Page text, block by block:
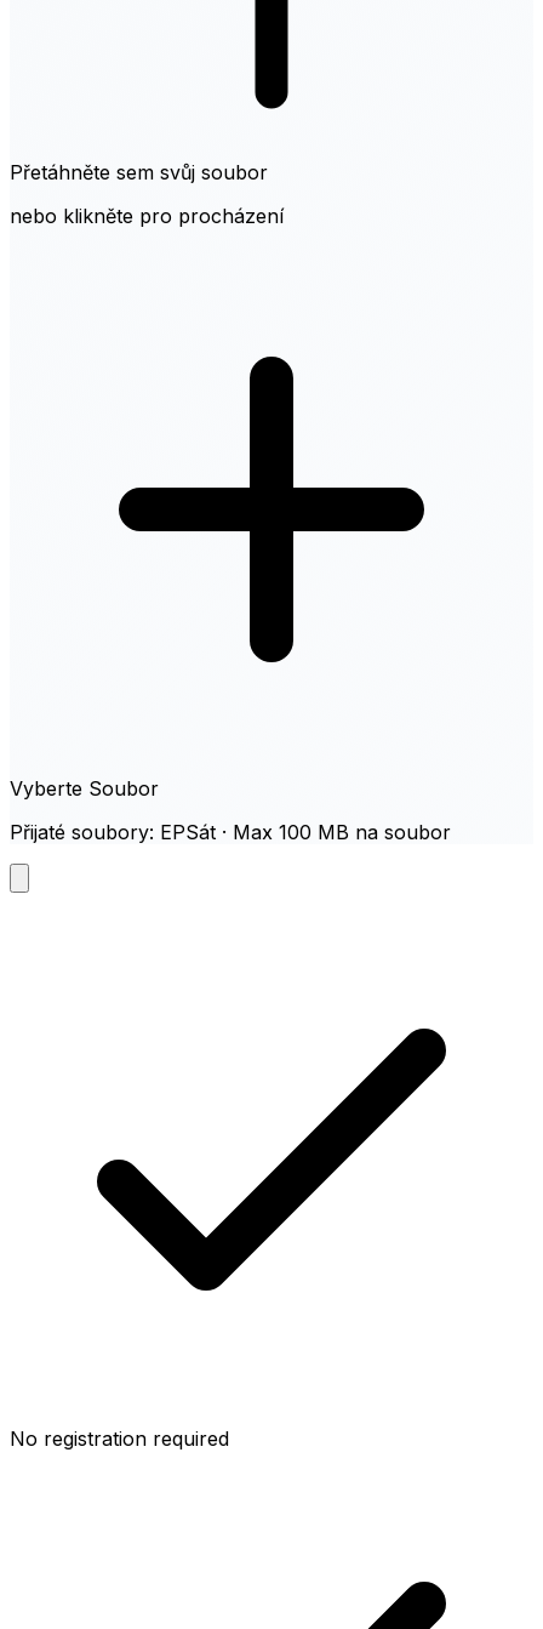
Přetáhněte sem svůj soubor
nebo klikněte pro procházení
Vyberte Soubor
Přijaté soubory: EPSát · Max 100 MB na soubor
No registration required